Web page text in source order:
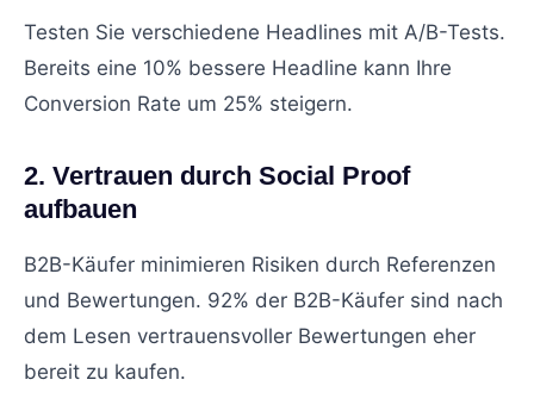
Testen Sie verschiedene Headlines mit A/B-Tests.
Bereits eine 10% bessere Headline kann Ihre
Conversion Rate um 25% steigern.
2. Vertrauen durch Social Proof
aufbauen
B2B-Käufer minimieren Risiken durch Referenzen
und Bewertungen. 92% der B2B-Käufer sind nach
dem Lesen vertrauensvoller Bewertungen eher
bereit zu kaufen.